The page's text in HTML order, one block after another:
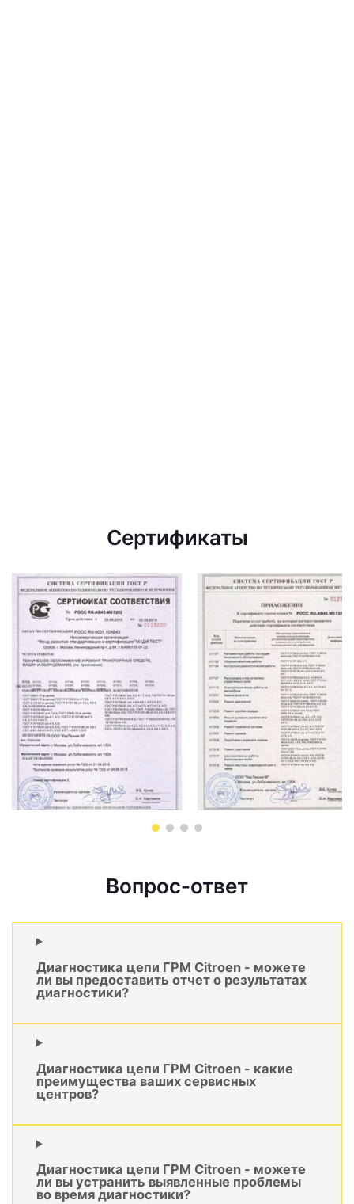
Сертификаты
Вопрос-ответ
Диагностика цепи ГРМ Citroen - можете
ли вы предоставить отчет о результатах
диагностики?
Диагностика цепи ГРМ Citroen - какие
преимущества ваших сервисных
центров?
Диагностика цепи ГРМ Citroen - можете
ли вы устранить выявленные проблемы
во время диагностики?